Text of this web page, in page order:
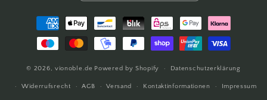
Zahlungsmethoden
© 2026, vionoble.de Powered by Shopify Datenschutzerklärung
Widerrufsrecht AGB Versand Kontaktinformationen Impressum